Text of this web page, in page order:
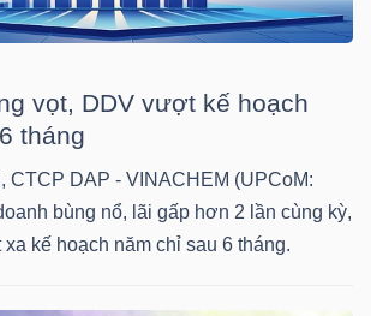
vọt, DDV vượt kế hoạch
tháng
CTCP DAP - VINACHEM (UPCoM:
bùng nổ, lãi gấp hơn 2 lần cùng kỳ,
kế hoạch năm chỉ sau 6 tháng.